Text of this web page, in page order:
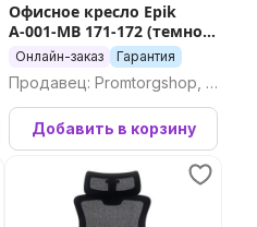
Офисное кресло Epik
А-001-MB 171-172 (темно-
серый/ коричневый)
Онлайн-заказ Гарантия
Продавец: Promtorgshop, П
ромторгшоп
Добавить в корзину